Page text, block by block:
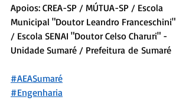
Apoios: CREA-SP / MÚTUA-SP / Escola
Municipal "Doutor Leandro Franceschini"
/ Escola SENAI "Doutor Celso Charuri" -
Unidade Sumaré / Prefeitura de Sumaré
#AEASumaré
#Engenharia